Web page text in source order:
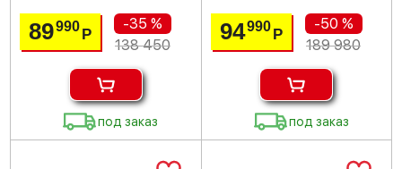
89990Р
-35 %
138 450
под заказ
94990 Р
-50 %
189 980
под заказ